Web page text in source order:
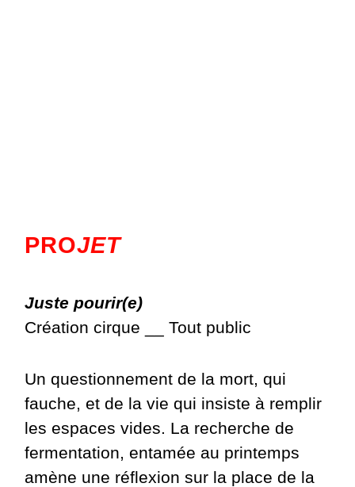
PROJET
Juste pourir(e)
Création cirque __ Tout public
Un questionnement de la mort, qui
fauche, et de la vie qui insiste à remplir
les espaces vides. La recherche de
fermentation, entamée au printemps
amène une réflexion sur la place de la